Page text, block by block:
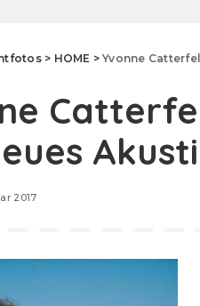
> HOME >Yvonne
2017